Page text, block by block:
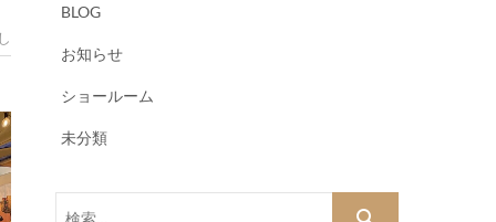
BLOG
お知らせ
ショールーム
未分類